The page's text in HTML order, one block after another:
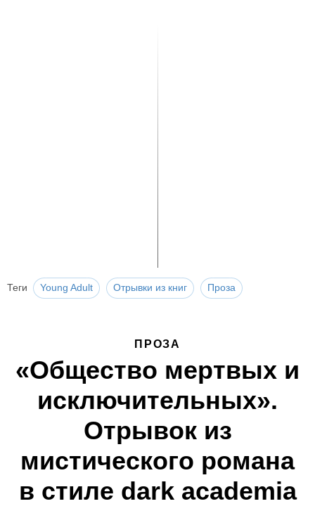
Теги Young Adult Отрывки из книг Проза
ПРОЗА
«Общество мертвых и
исключительных».
Отрывок из
мистического романа
в стиле dark academia